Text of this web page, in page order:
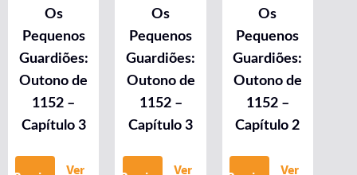
Os
Pequenos
Guardiões:
Outono de
1152 –
Capítulo 3
Ver
Os
Pequenos
Guardiões:
Outono de
1152 –
Capítulo 3
Ver
Os
Pequenos
Guardiões:
Outono de
1152 –
Capítulo 2
Ver